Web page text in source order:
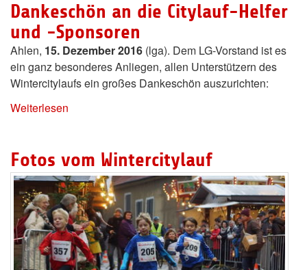
Dankeschön an die Citylauf-Helfer
und -Sponsoren
Ahlen, 15. Dezember 2016 (lga). Dem LG-Vorstand ist es
ein ganz besonderes Anliegen, allen Unterstützern des
Wintercitylaufs ein großes Dankeschön auszurichten:
Weiterlesen
Fotos vom Wintercitylauf